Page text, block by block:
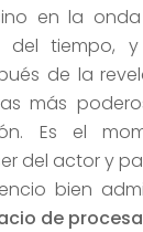
en la
del tiempo,
de la
más
Es el
del actor y
bien
de